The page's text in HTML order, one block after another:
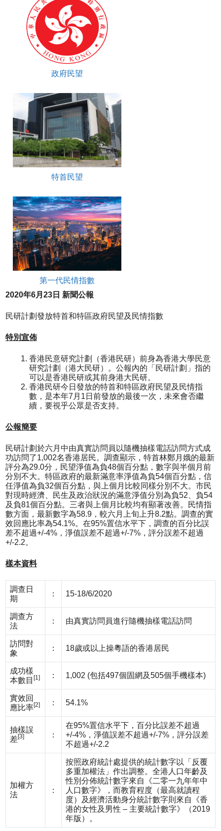
政府民望
特首民望
第一代民情指數
2020年6月 23 日 新聞公報
民研計劃發放特首和特區政府民望及民情指數
特別宣佈
香港民意研究計劃（香港民研）前身為香港大學民意
研究計劃（港大民研）。公報內的「民研計劃」指的
可以是香港民研或其前身港大民研。
香港民研今日發放的特首和特區政府民望及民情指
數，是本年7月1日前發放的最後一次，未來會否繼
續，要視乎公眾是否支持。
公報簡要
民研計劃於六月中由真實訪問員以隨機抽樣電話訪問方式成
功訪問了1,002名香港居民。調查顯示，特首林鄭月娥的最新
評分為29.0分，民望淨值為負48個百分點，數字與半個月前
分別不大。特區政府的最新滿意率淨值為負54個百分點，信
任淨值為負32個百分點，與上個月比較同樣分別不大。市民
對現時經濟、民生及政治狀況的滿意淨值分別為負52、負54
及負81個百分點。三者與上個月比較均有顯著改善。民情指
數方面，最新數字為58.9，較六月上旬上升8.2點。調查的實
效回應比率為54.1%。在95%置信水平下，調查的百分比誤
差不超過+/-4%，淨值誤差不超過+/-7%，評分誤差不超過
+/-2.2。
樣本資料
調查日
期
： 15-18/6/2020
調查方
法
： 由真實訪問員進行隨機抽樣電話訪問
訪問對
象
： 18歲或以上操粵語的香港居民
成功樣
本數目 [1] ： 1,002 (包括497個固網及505個手機樣本)
實效回
應比率[2] ： 54.1%
抽樣誤
差[3] ：
在95%置信水平下，百分比誤差不超過
+/-4%，淨值誤差不超過+/-7%，評分誤差
不超過+/-2.2
加權方
法
：
按照政府統計處提供的統計數字以「反覆
多重加權法」作出調整。全港人口年齡及
性別分佈統計數字來自《二零一九年年中
人口數字》，而教育程度（最高就讀程
度）及經濟活動身分統計數字則來自《香
港的女性及男性 – 主要統計數字》（2019
年版）。